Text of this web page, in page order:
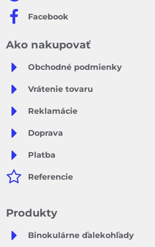
Facebook
Ako nakupovať
Obchodné podmienky
Vrátenie tovaru
Reklamácie
Doprava
Platba
Referencie
Produkty
Binokulárne ďalekohľady